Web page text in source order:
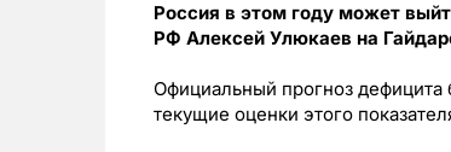
Россия в этом году может
РФ Алексей Улюкаев на
Официальный прогноз
текущие оценки этого